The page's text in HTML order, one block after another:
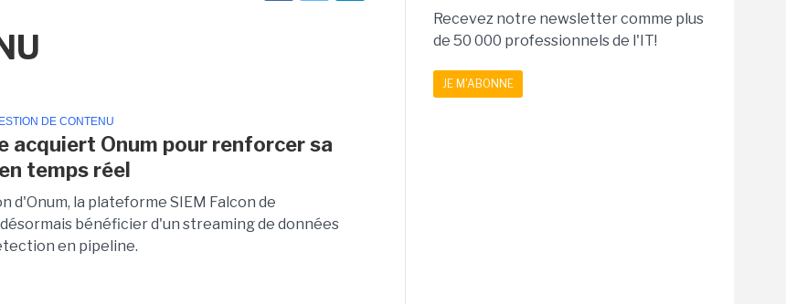
DE CONTENU
acquiert Onum pour renforcer sa
temps réel
d'Onum, la plateforme SIEM Falcon de
bénéficier d'un streaming de données
en pipeline.
Recevez notre newsletter comme plus
de 50 000 professionnels de l'IT!
JE M'ABONNE